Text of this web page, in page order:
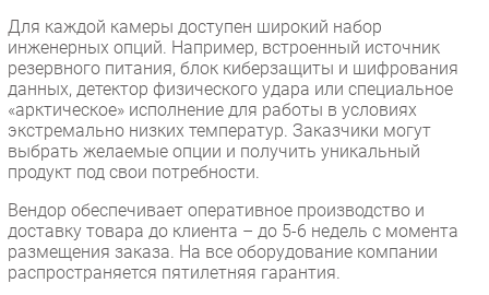
Для каждой камеры доступен широкий набор
инженерных опций. Например, встроенный источник
резервного питания, блок киберзащиты и шифрования
данных, детектор физического удара или специальное
«арктическое» исполнение для работы в условиях
экстремально низких температур. Заказчики могут
выбрать желаемые опции и получить уникальный
продукт под свои потребности.
Вендор обеспечивает оперативное производство и
доставку товара до клиента – до 5-6 недель с момента
размещения заказа. На все оборудование компании
распространяется пятилетняя гарантия.